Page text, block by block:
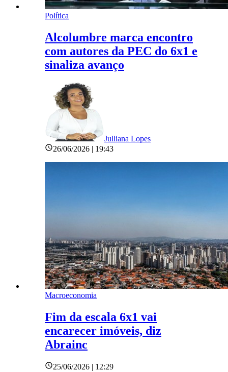
Política
Alcolumbre marca encontro
com autores da PEC do 6x1 e
sinaliza avanço
Julliana Lopes
26/06/2026 | 19:43
Macroeconomia
Fim da escala 6x1 vai
encarecer imóveis, diz
Abrainc
25/06/2026 | 12:29